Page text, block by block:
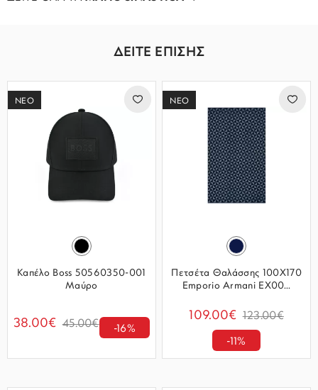
ΔΕΙΤΕ ΕΠΙΣΗΣ
ΝΕΟ
Καπέλο Boss 50560350-001
Μαύρο
38.00€ 45.00€ -16%
ΝΕΟ
Πετσέτα Θαλάσσης 100Χ170
Emporio Armani EX00...
109.00€ 123.00€
-11%